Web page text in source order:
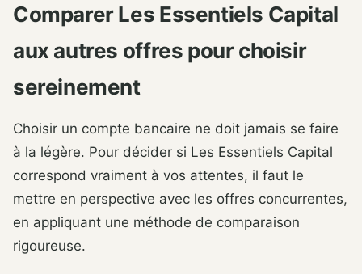
Comparer Les Essentiels Capital
aux autres offres pour choisir
sereinement
Choisir un compte bancaire ne doit jamais se faire
à la légère. Pour décider si Les Essentiels Capital
correspond vraiment à vos attentes, il faut le
mettre en perspective avec les offres concurrentes,
en appliquant une méthode de comparaison
rigoureuse.